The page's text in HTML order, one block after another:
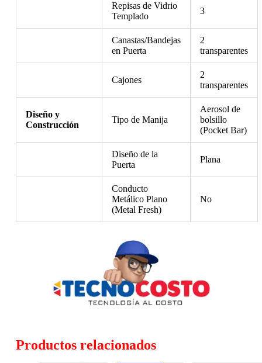
Repisas de Vidrio
Templado
3
Canastas/Bandejas
en Puerta
2
transparentes
Cajones
2
transparentes
Diseño y
Construcción
Tipo de Manija
Aerosol de
bolsillo
(Pocket Bar)
Diseño de la
Puerta
Plana
Conducto
Metálico Plano
(Metal Fresh)
No
Productos relacionados